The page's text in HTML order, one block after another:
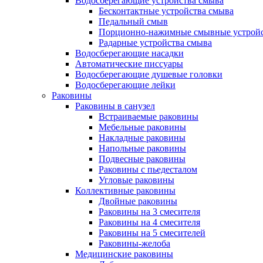
Бесконтактные устройства смыва
Педальный смыв
Порционно-нажимные смывные
Радарные устройства смыва
Водосберегающие насадки
Автоматические писсуары
Водосберегающие душевые головки
Водосберегающие лейки
Раковины
Раковины в санузел
Встраиваемые раковины
Мебельные раковины
Накладные раковины
Напольные раковины
Подвесные раковины
Раковины с пьедесталом
Угловые раковины
Коллективные раковины
Двойные раковины
Раковины на 3 смесителя
Раковины на 4 смесителя
Раковины на 5 смесителей
Раковины-желоба
Медицинские раковины